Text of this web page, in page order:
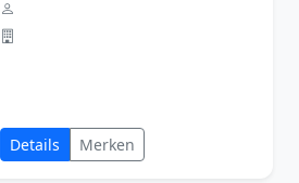
Details Merken